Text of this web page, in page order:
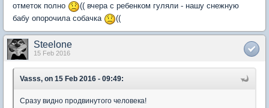
отметок полно
(( вчера с ребенком гуляли - нашу снежную
бабу опорочила собачка
((
Steelone
15 Feb 2016
Vasss, on 15 Feb 2016 - 09:49:
Сразу видно продвинутого человека!